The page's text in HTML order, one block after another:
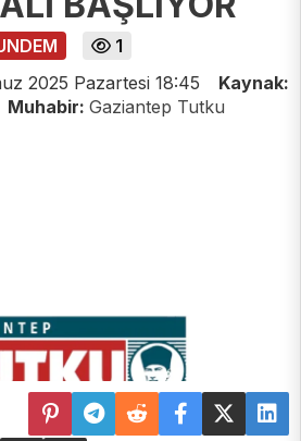
1
2025 Pazartesi 18:45
Kaynak:
Muhabir: Gaziantep Tutku